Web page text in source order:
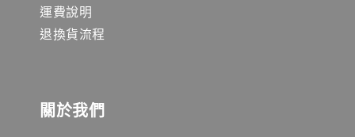
運費說明
退換貨流程
關於我們